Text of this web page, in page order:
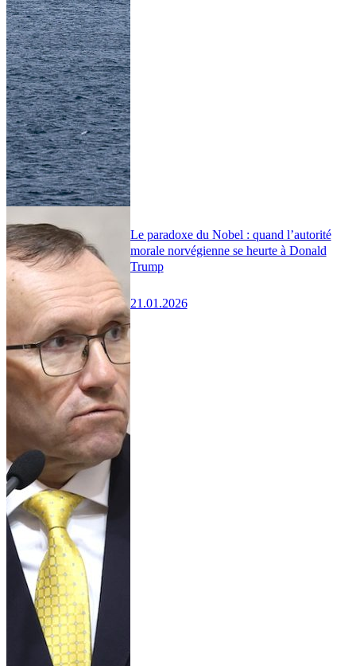
Le paradoxe du Nobel : quand l’autorité
morale norvégienne se heurte à Donald
Trump
21.01.2026